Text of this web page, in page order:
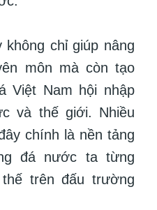
chỉ giúp nâng
môn mà còn tạo
Việt Nam hội nhập
và thế giới. Nhiều
chính là nền tảng
đá nước ta từng
trên đấu trường